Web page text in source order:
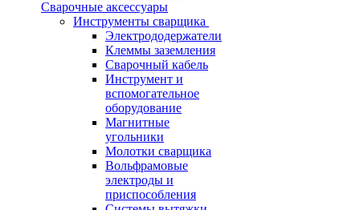
Сварочные аксессуары
Инструменты сварщика
Электрододержатели
Клеммы заземления
Сварочный кабель
Инструмент и
вспомогательное
оборудование
Магнитные
угольники
Молотки сварщика
Вольфрамовые
электроды и
приспособления